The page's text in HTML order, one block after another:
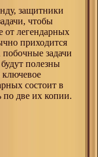
защитники
чтобы
от легендарных
приходится
побочные задачи
полезны
состоит в
по две их копии.